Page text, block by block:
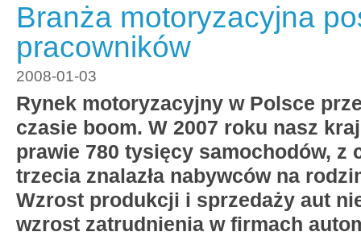
Branża motoryzacyjna
pracowników
2008-01-03
Rynek motoryzacyjny w Polsce
czasie boom. W 2007 roku nasz
prawie 780 tysięcy samochodów, z
trzecia znalazła nabywców na
Wzrost produkcji i sprzedaży aut
wzrost zatrudnienia w firmach